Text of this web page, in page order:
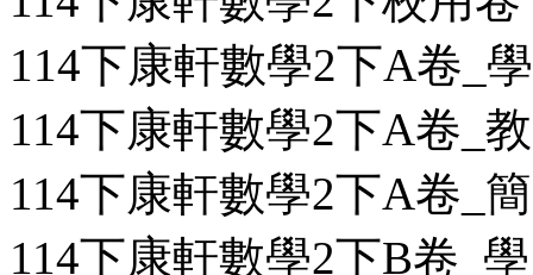
114下康軒數學2下A卷_
114下康軒數學2下A卷_
114下康軒數學2下A卷_
114下康軒數學2下B卷_